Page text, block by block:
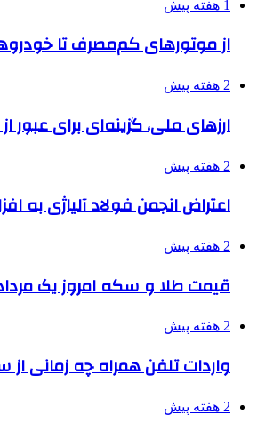
1 هفته پیش
از موتورهای کم‌مصرف تا
2 هفته پیش
ارزهای ملی، گزینه‌ای برای عبور
2 هفته پیش
اعتراض انجمن فولاد آلیاژی به
2 هفته پیش
قیمت طلا و سکه امروز یک مرداد؛ سکه در
2 هفته پیش
واردات تلفن همراه چه زمانی
2 هفته پیش